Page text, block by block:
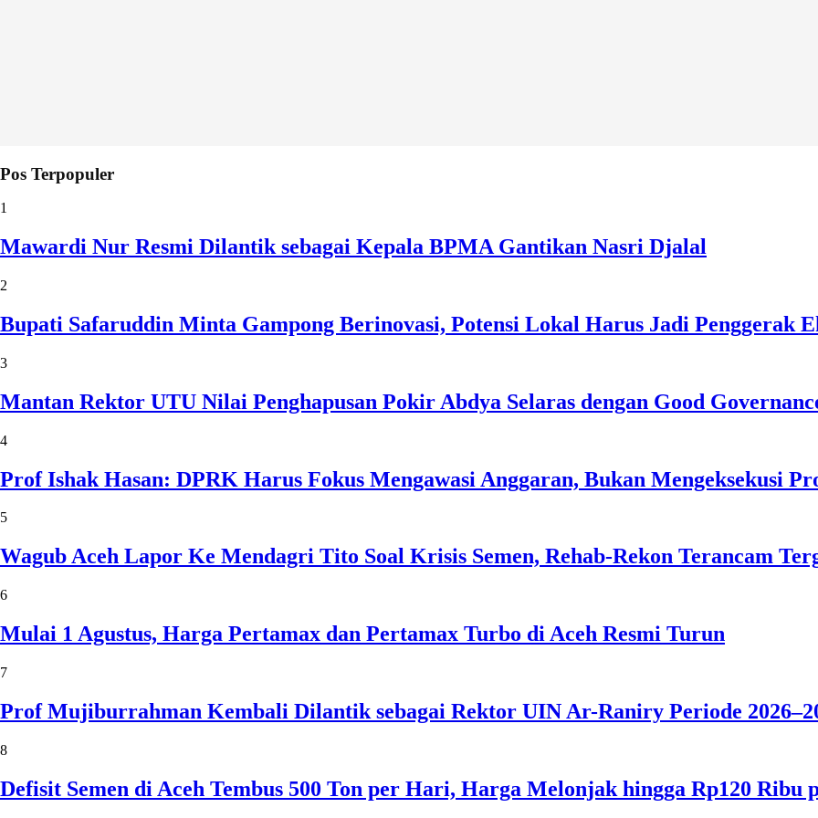
Pos Terpopuler
1
Mawardi Nur Resmi Dilantik sebagai Kepala BPMA Gantikan Nasri Djalal
2
Bupati Safaruddin Minta Gampong Berinovasi, Potensi Lokal Harus Jadi Penggerak
3
Mantan Rektor UTU Nilai Penghapusan Pokir Abdya Selaras dengan Good
4
Prof Ishak Hasan: DPRK Harus Fokus Mengawasi Anggaran, Bukan Mengeksekusi
5
Wagub Aceh Lapor Ke Mendagri Tito Soal Krisis Semen, Rehab-Rekon Terancam
6
Mulai 1 Agustus, Harga Pertamax dan Pertamax Turbo di Aceh Resmi Turun
7
Prof Mujiburrahman Kembali Dilantik sebagai Rektor UIN Ar-Raniry Periode
8
Defisit Semen di Aceh Tembus 500 Ton per Hari, Harga Melonjak hingga Rp120 Ribu